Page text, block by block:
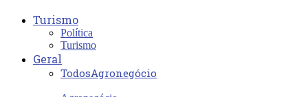
Turismo
Política
Turismo
Geral
TodosAgronegócio